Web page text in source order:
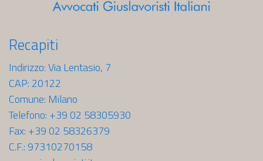
Recapiti
Indirizzo: Via Lentasio, 7
CAP: 20122
Comune: Milano
Telefono: +39 02 58305930
Fax: +39 02 58326379
C.F.: 97310270158